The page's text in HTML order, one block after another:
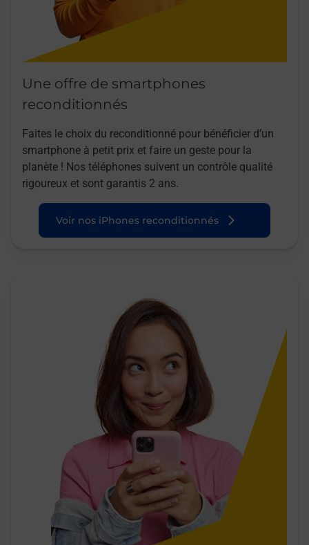
Une offre de smartphones
reconditionnés
Faites le choix du reconditionné pour bénéficier d’un
smartphone à petit prix et faire un geste pour la
planète ! Nos téléphones suivent un contrôle qualité
rigoureux et sont garantis 2 ans.
Voir nos iPhones reconditionnés